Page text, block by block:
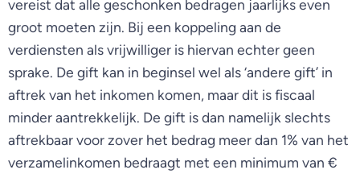
vereist dat alle geschonken bedragen jaarlijks even
groot moeten zijn. Bij een koppeling aan de
verdiensten als vrijwilliger is hiervan echter geen
sprake. De gift kan in beginsel wel als ‘andere gift’ in
aftrek van het inkomen komen, maar dit is fiscaal
minder aantrekkelijk. De gift is dan namelijk slechts
aftrekbaar voor zover het bedrag meer dan 1% van het
verzamelinkomen bedraagt met een minimum van €